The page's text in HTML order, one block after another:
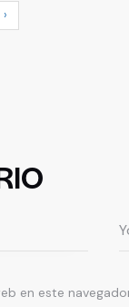
›
en este